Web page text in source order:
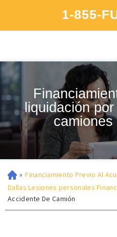
1-855-
liquidación
» Financiamiento Previo Al
Dallas Lesiones personales
Accidente De Camión